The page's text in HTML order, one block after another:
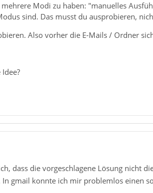
Modi zu haben: "manuelles
sind. Das musst du ausprobieren,
Also vorher die E-Mails / Ordner
dass die vorgeschlagene Lösung nicht
gmail konnte ich mir problemlos einen